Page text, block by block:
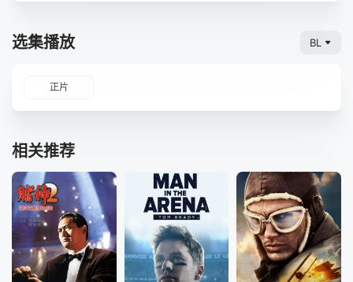
选集播放 BL
正片
相关推荐